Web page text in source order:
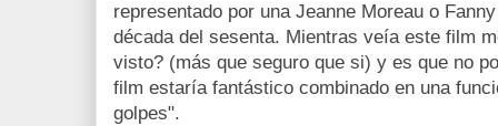
representado por una Jeanne Moreau o
década del sesenta. Mientras veía este film
visto? (más que seguro que si) y es que no
film estaría fantástico combinado en una
golpes".